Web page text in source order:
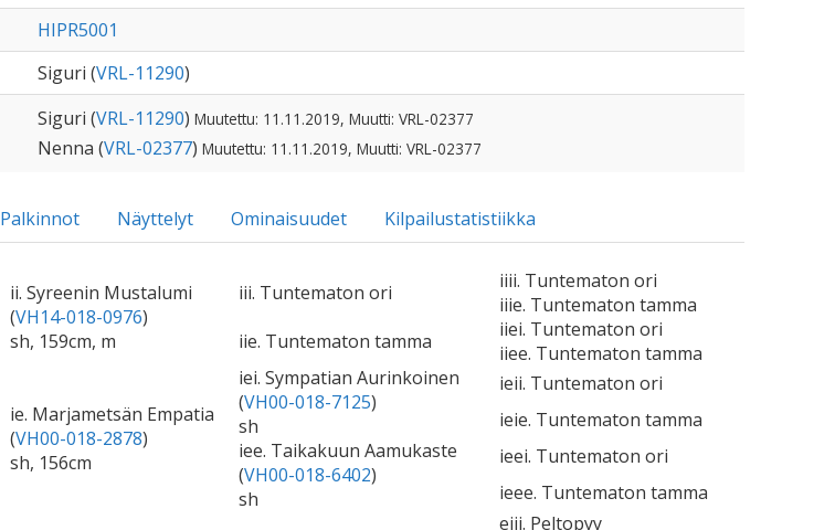
HIPR5001
Siguri (VRL-11290)
Siguri (VRL-11290) Muutettu: 11.11.2019, Muutti: VRL-02377
Nenna (VRL-02377) Muutettu: 11.11.2019, Muutti: VRL-02377
Palkinnot Näyttelyt Ominaisuudet Kilpailustatistiikka
ii. Syreenin Mustalumi
(VH14-018-0976)
sh, 159cm, m
iii. Tuntematon ori
iiii. Tuntematon ori
iiie. Tuntematon tamma
iie. Tuntematon tamma
iiei. Tuntematon ori
iiee. Tuntematon tamma
ie. Marjametsän Empatia
(VH00-018-2878)
sh, 156cm
iei. Sympatian Aurinkoinen
(VH00-018-7125)
sh
ieii. Tuntematon ori
ieie. Tuntematon tamma
iee. Taikakuun Aamukaste
(VH00-018-6402)
sh
ieei. Tuntematon ori
ieee. Tuntematon tamma
eiii. Peltopyy